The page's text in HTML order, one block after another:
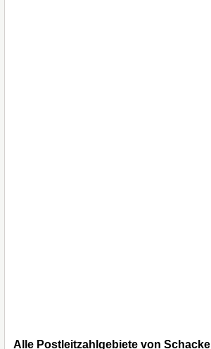
Alle Postleitzahlgebiete von